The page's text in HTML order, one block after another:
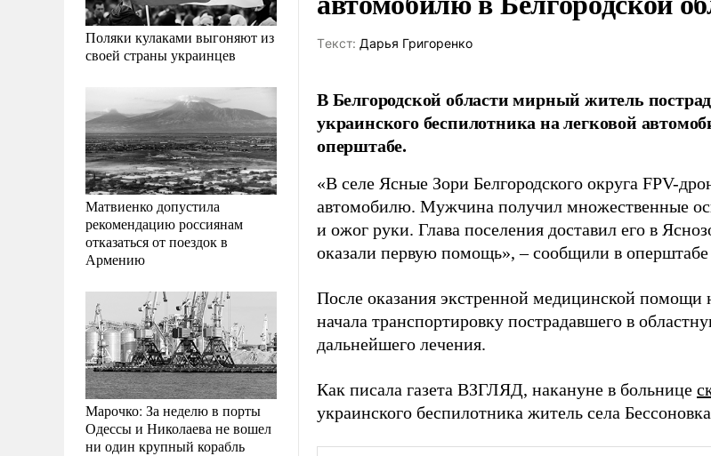
Поляки кулаками выгоняют из
своей страны украинцев
Матвиенко допустила
рекомендацию россиянам
отказаться от поездок в
Армению
Марочко: За неделю в порты
Одессы и Николаева не вошел
ни один крупный корабль
Tекст: Дарья Григоренко
В Белгородской области мирный житель
украинского беспилотника на легковой
оперштабе.
«В селе Ясные Зори Белгородского округа FPV-
автомобилю. Мужчина получил множественные
и ожог руки. Глава поселения доставил его в
оказали первую помощь», – сообщили в
После оказания экстренной медицинской помощи
начала транспортировку пострадавшего в
дальнейшего лечения.
Как писала газета ВЗГЛЯД, накануне в больнице
украинского беспилотника житель села